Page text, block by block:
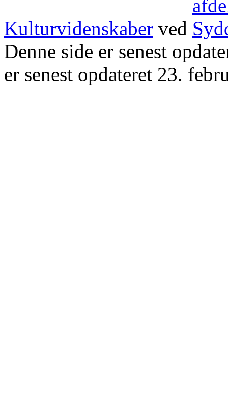
Kulturvidenskaber ved
Denne side er senest
er senest opdateret 23.